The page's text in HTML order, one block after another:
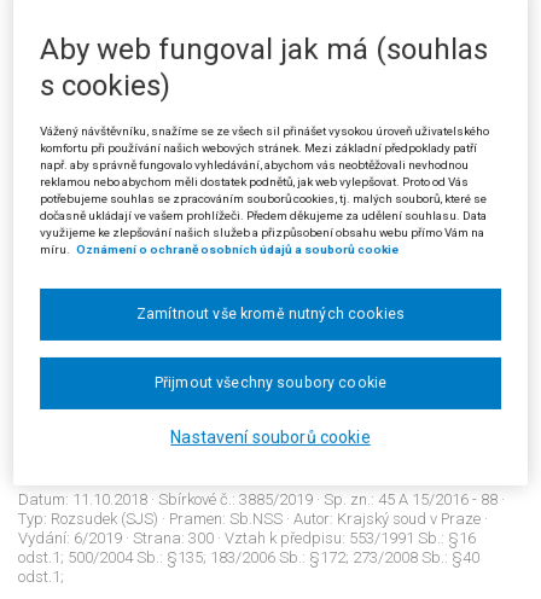
70/2009 - 190; JUD234456CZ 1 As 89/2010 - 119; JUD240169CZ 1 As
89/2010 - 152; JUD285970CZ 5 As 96/2014 - 37; JUD373593CZ 15 A
174/2016 - 158 zrušeno;
3884/2019
Správní řízení: účastenství v řízení o poskytnutí kompenzace za
nevyplacené odstupné
Datum:18.04.2019· Sbírkové č.:3884/2019· Sp. zn.: 1 Ads 462/2018 - 33
Typ:Rozsudek (SJS)· Pramen:Sb.NSS· Autor:Nejvyšší správní soud -
435/2004 Sb.: §44b; 500/2004 Sb.: §27 odst.2; JUD226663CZ 1 As
123/2012 - 31; JUD315867CZ 5 As 87/2015 - 22; JUD389092CZ 6 Ad
17/2015 - 71; JUD362549CZ Konf 44/2017 - 7;
3885/2019
Řízení před soudem: nezákonný zásah; vstup příslušníků Policie
Datum: 11.10.2018 · Sbírkové č.: 3885/2019 · Sp. zn.: 45 A 15/2016 - 88 ·
Typ: Rozsudek (SJS) · Pramen: Sb.NSS · Autor: Krajský soud v Praze ·
Vydání: 6/2019 · Strana: 300 · Vztah k předpisu: 553/1991 Sb.: §16
odst.1; 500/2004 Sb.: §135; 183/2006 Sb.: §172; 273/2008 Sb.: §40
odst.1;
Aby web fungoval jak má (souhlas
s cookies)
Vážený návštěvníku, snažíme se ze všech sil přinášet vysokou úroveň uživatelského
komfortu při používání našich webových stránek. Mezi základní předpoklady patří
např. aby správně fungovalo vyhledávání, abychom vás neobtěžovali nevhodnou
reklamou nebo abychom měli dostatek podnětů, jak web vylepšovat. Proto od Vás
potřebujeme souhlas se zpracováním souborů cookies, tj. malých souborů, které se
dočasně ukládají ve vašem prohlížeči. Předem děkujeme za udělení souhlasu. Data
využijeme ke zlepšování našich služeb a přizpůsobení obsahu webu přímo Vám na
míru. Oznámení o ochraně osobních údajů a souborů cookie
Nastavení souborů cookie
Zamítnout vše kromě nutných cookies
Přijmout všechny soubory cookie